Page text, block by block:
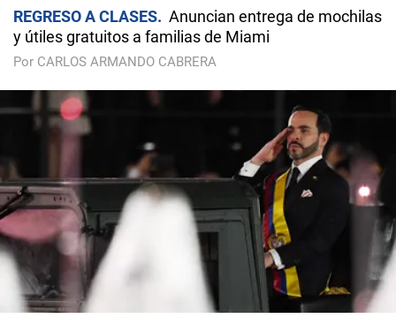
REGRESO A CLASES
Anuncian entrega de mochilas
y útiles gratuitos a familias de Miami
Por CARLOS ARMANDO CABRERA